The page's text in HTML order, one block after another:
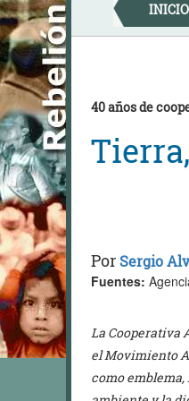
Skip
to
content
INICIO
40 años de
Por Sergio
Fuentes:
La Cooperativa
el Movimiento
como